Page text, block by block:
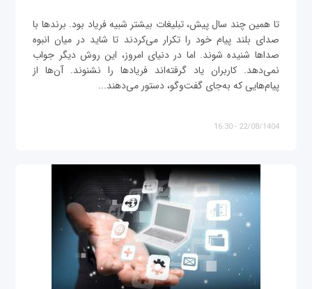
تا همین چند سال پیش، تبلیغات بیشتر شبیه فریاد بود. برندها با
صدای بلند پیام خود را تکرار می‌کردند تا شاید در میان انبوه
صداها شنیده شوند. اما در دنیای امروز، این روش دیگر جواب
نمی‌دهد. کاربران یاد گرفته‌اند فریادها را نشنوند. آن‌ها از
پیام‌هایی که به‌جای گفت‌وگو، دستور می‌دهند...
22/08/1404 - 16:30